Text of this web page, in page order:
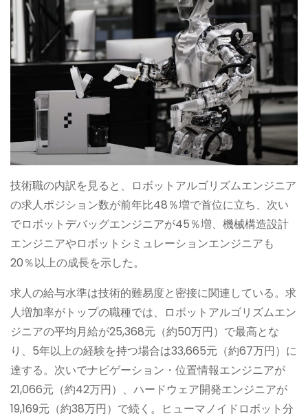
技術職の内訳を見ると、ロボットアルゴリズムエンジニア
の求人ポジション数が前年比48％増で首位に立ち、次い
でロボットデバッグエンジニアが45％増、機械構造設計
エンジニアやロボットシミュレーションエンジニアも
20％以上の成長を示した。
求人の給与水準は技術的難易度と密接に関連している。求
人増加率がトップの職種では、ロボットアルゴリズムエン
ジニアの平均月給が25,368元（約50万円）で最高とな
り、5年以上の経験を持つ場合は33,665元（約67万円）に
達する。次いでナビゲーション・位置情報エンジニアが
21,066元（約42万円）、ハードウェア開発エンジニアが
19,169元（約38万円）で続く。ヒューマノイドロボット分